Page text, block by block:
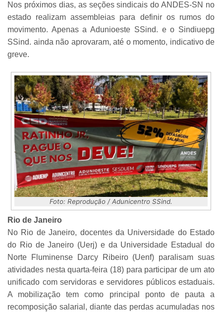
Nos próximos dias, as seções sindicais do ANDES-SN no
estado realizam assembleias para definir os rumos do
movimento. Apenas a Adunioeste SSind. e o Sindiuepg
SSind. ainda não aprovaram, até o momento, indicativo de
greve.
Foto: Reprodução / Adunicentro SSind.
Rio de Janeiro
No Rio de Janeiro, docentes da Universidade do Estado
do Rio de Janeiro (Uerj) e da Universidade Estadual do
Norte Fluminense Darcy Ribeiro (Uenf) paralisam suas
atividades nesta quarta-feira (18) para participar de um ato
unificado com servidoras e servidores públicos estaduais.
A mobilização tem como principal ponto de pauta a
recomposição salarial, diante das perdas acumuladas nos